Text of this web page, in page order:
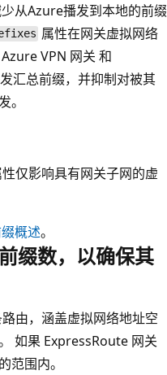
从Azure播发到本地的前缀
属性在网关虚拟网络
VPN 网关 和
汇总前缀，并抑制对被其
。
性仅影响具有网关子网的虚
概述。
缀数，以确保其
由，涵盖虚拟网络地址空
如果 ExpressRoute 网关
范围内。